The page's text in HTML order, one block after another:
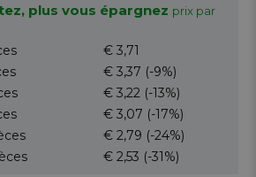
plus vous épargnez prix par
€ 3,71
€ 3,37 (-9%)
€ 3,22 (-13%)
€ 3,07 (-17%)
€ 2,79 (-24%)
€ 2,53 (-31%)